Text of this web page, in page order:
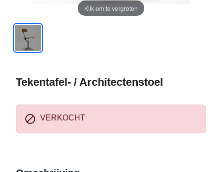
Klik om te vergroten
Tekentafel- / Architectenstoel
 VERKOCHT